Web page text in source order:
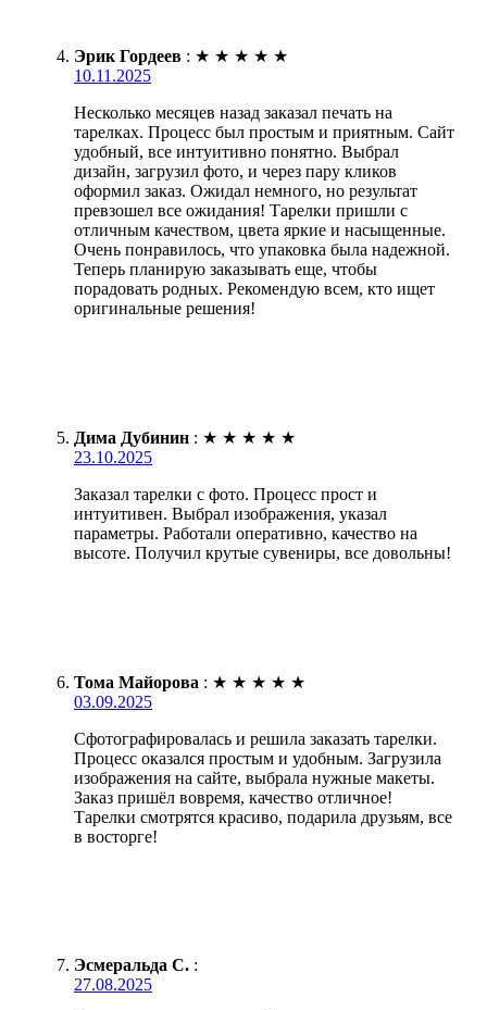
Эрик Гордеев : ★ ★ ★ ★ ★
10.11.2025
Несколько месяцев назад заказал печать на
тарелках. Процесс был простым и приятным. Сайт
удобный, все интуитивно понятно. Выбрал
дизайн, загрузил фото, и через пару кликов
оформил заказ. Ожидал немного, но результат
превзошел все ожидания! Тарелки пришли с
отличным качеством, цвета яркие и насыщенные.
Очень понравилось, что упаковка была надежной.
Теперь планирую заказывать еще, чтобы
порадовать родных. Рекомендую всем, кто ищет
оригинальные решения!
Дима Дубинин : ★ ★ ★ ★ ★
23.10.2025
Заказал тарелки с фото. Процесс прост и
интуитивен. Выбрал изображения, указал
параметры. Работали оперативно, качество на
высоте. Получил крутые сувениры, все довольны!
Тома Майорова : ★ ★ ★ ★ ★
03.09.2025
Сфотографировалась и решила заказать тарелки.
Процесс оказался простым и удобным. Загрузила
изображения на сайте, выбрала нужные макеты.
Заказ пришёл вовремя, качество отличное!
Тарелки смотрятся красиво, подарила друзьям, все
в восторге!
Эсмеральда С. :
27.08.2025